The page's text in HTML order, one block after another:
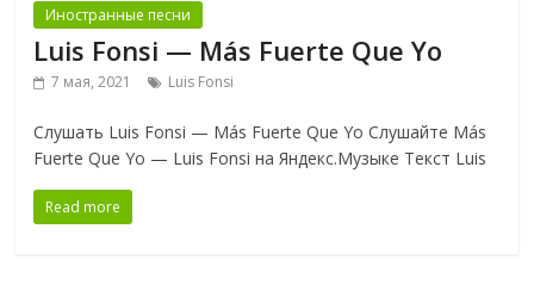
Иностранные песни
Luis Fonsi — Más Fuerte Que Yo
7 мая, 2021 Luis Fonsi
Слушать Luis Fonsi — Más Fuerte Que Yo Слушайте Más
Fuerte Que Yo — Luis Fonsi на Яндекс.Музыке Текст Luis
Read more